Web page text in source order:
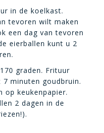
in de koelkast.
tevoren wilt maken
een dag van tevoren
eierballen kunt u 2
graden. Frituur
minuten goudbruin.
op keukenpapier.
2 dagen in de